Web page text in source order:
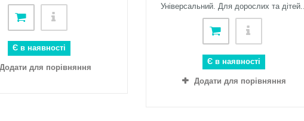
Є в наявності
Додати для порівняння
Універсальний. Для дорослих та дітей...
Є в наявності
Додати для порівняння